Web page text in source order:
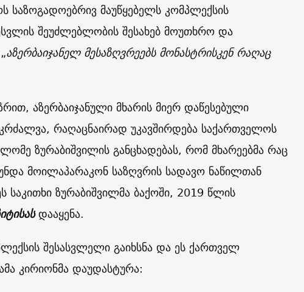
საზოგადოებრივ მაუწყებელს კომპლექსის
შეუძლებლობის შესახებ მოუთხრო და
აზერბაიჯანელ მესაზღვრეებს მონასტრისკენ რაღაც
აზერბაიჯანული მხარის მიერ დაწესებული
რაღაცნაირად უკავშირდება საქართველოს
ზურაბიშვილის განცხადებას, რომ მხარეებმა რაც
მოილაპარაკონ საზღვრის სადავო ნაწილთან
საკითხი ზურაბიშვილმა ბაქოში, 2019 წლის
დააყენა.
შესასვლელი გაიხსნა და ეს ქართველ
კირიონმა დაუდასტურა: